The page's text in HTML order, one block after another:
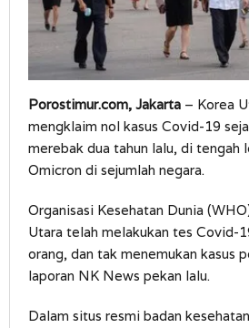
Porostimur.com, Jakarta – Korea
mengklaim nol kasus Covid-19
merebak dua tahun lalu, di tengah
Omicron di sejumlah negara.
Organisasi Kesehatan Dunia
Utara telah melakukan tes Covid-
orang, dan tak menemukan kasus
laporan NK News pekan lalu.
Dalam situs resmi badan